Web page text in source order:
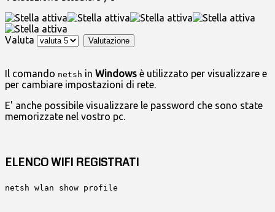
Valuta
Il comando netsh in Windows è utilizzato per visualizzare e
per cambiare impostazioni di rete.
E' anche possibile visualizzare le password che sono state
memorizzate nel vostro pc.
ELENCO WIFI REGISTRATI
netsh wlan show profile